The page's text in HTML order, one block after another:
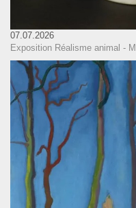
07.07.2026
Exposition Réalisme animal -